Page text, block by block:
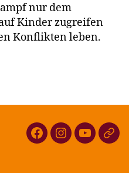
nur dem
Kinder zugreifen
Konflikten leben.
FacebookInstagram
Youtube